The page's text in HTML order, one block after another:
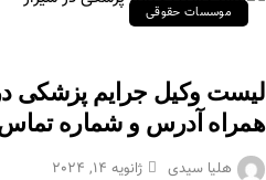
موسسات حقوقی
لیست وکیل جرایم پزشکی
همراه آدرس و شماره
هلیا سیدی ژانویه 14, 2024